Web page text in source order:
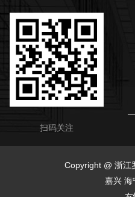
扫码关注
Copyright @ 浙
嘉兴 海